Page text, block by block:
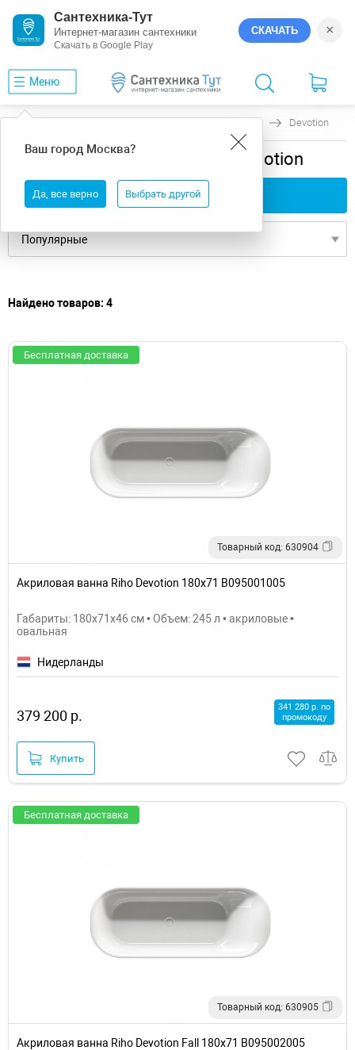
Сантехника-Тут
Интернет-магазин сантехники
Скачать в Google Play
СКАЧАТЬ ×
Меню
Ваш город Москва?
Да, все верно Выбрать другой
Devotion
универсальная ванны Riho Devotion
Применить фильтры
Найдено товаров: 4
Бесплатная доставка
Товарный код: 630904
Акриловая ванна Riho Devotion 180х71 B095001005
Габариты: 180x71x46 см • Объем: 245 л • акриловые •
овальная
Нидерланды
379 200 р.
341 280 р. по
промокоду
Купить
Бесплатная доставка
Товарный код: 630905
Акриловая ванна Riho Devotion Fall 180х71 B095002005